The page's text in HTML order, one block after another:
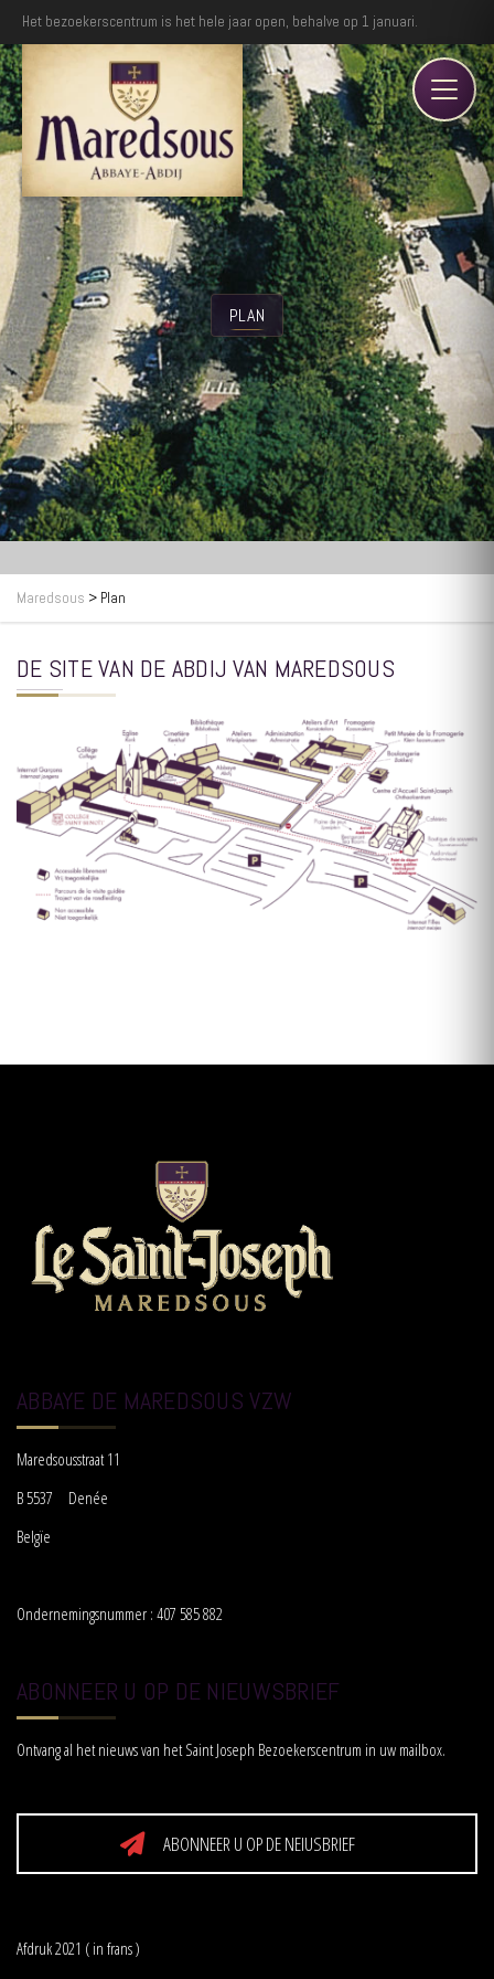
Het bezoekerscentrum is het hele jaar open, behalve op 1 januari.
PLAN
Maredsous > Plan
DE SITE VAN DE ABDIJ VAN MAREDSOUS
ABBAYE DE MAREDSOUS VZW
Maredsousstraat 11
B 5537 Denée
Belgïe
Ondernemingsnummer : 407 585 882
ABONNEER U OP DE NIEUWSBRIEF
Ontvang al het nieuws van het Saint Joseph Bezoekerscentrum in uw mailbox.
ABONNEER U OP DE NEIUSBRIEF
Afdruk 2021 ( in frans )